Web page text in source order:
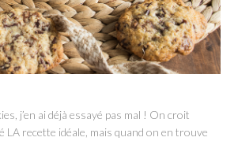
j’en ai déjà essayé pas mal ! On croit
recette idéale, mais quand on en trouve